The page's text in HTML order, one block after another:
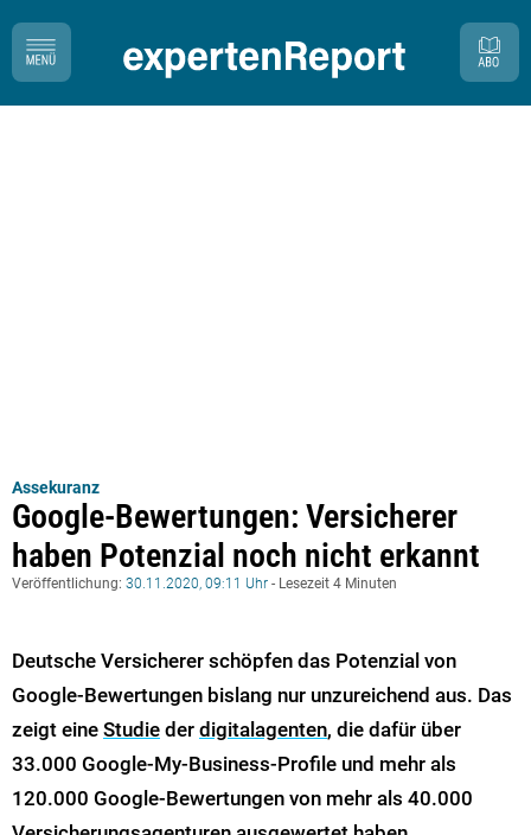
Assekuranz
Google-Bewertungen: Versicherer
haben Potenzial noch nicht erkannt
Veröffentlichung: 30.11.2020, 09:11 Uhr - Lesezeit 4 Minuten
Deutsche Versicherer schöpfen das Potenzial von
Google-Bewertungen bislang nur unzureichend aus. Das
zeigt eine Studie der digitalagenten, die dafür über
33.000 Google-My-Business-Profile und mehr als
120.000 Google-Bewertungen von mehr als 40.000